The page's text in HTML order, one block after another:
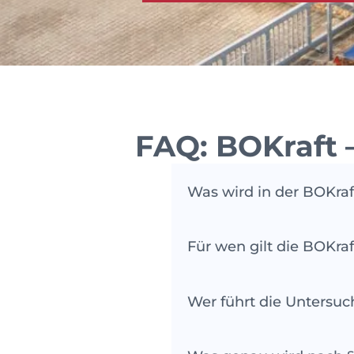
FAQ:
Was wird in der
Beschaffenheit der
Die Verordnung deckt
prüfen lassen müssen.
Für wen gilt die
sie den Vorschriften des
Wer führt die